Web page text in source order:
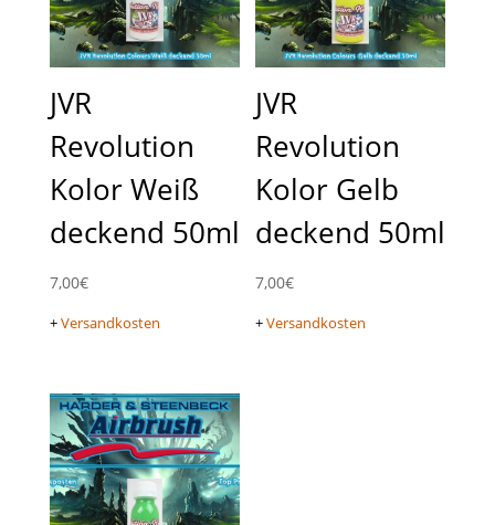
JVR
Revolution
Kolor Weiß
deckend 50ml
7,00€
+Versandkosten
JVR
Revolution
Kolor Gelb
deckend 50ml
7,00€
+Versandkosten